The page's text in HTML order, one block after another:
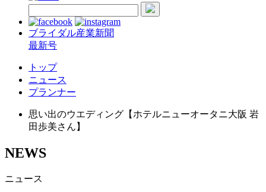
ブライダル産業新聞
最新号
トップ
ニュース
プランナー
思い出のウエディング【ホテルニューオータニ大阪 岩
田歩美さん】
NEWS
ニュース